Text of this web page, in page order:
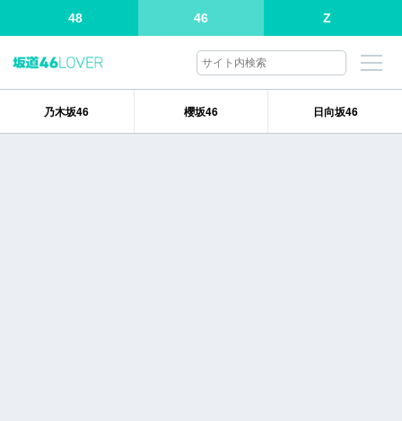
48 46 Z
乃木坂46 櫻坂46 日向坂46